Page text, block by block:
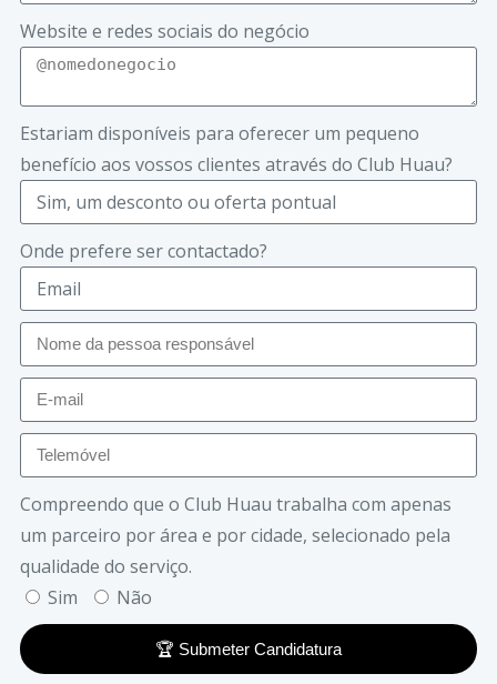
Website e redes sociais do negócio
Estariam disponíveis para oferecer um pequeno
benefício aos vossos clientes através do Club Huau?
Onde prefere ser contactado?
Compreendo que o Club Huau trabalha com apenas
um parceiro por área e por cidade, selecionado pela
qualidade do serviço.
Sim
Não
🏆 Submeter Candidatura